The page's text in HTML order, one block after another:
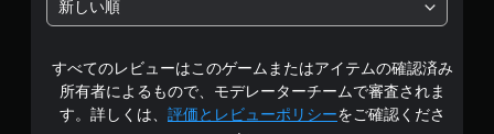
1
で
す
新しい順
すべてのレビューはこのゲームまたはアイテムの確認済み
所有者によるもので、モデレーターチームで審査されま
す。詳しくは、 評価とレビューポリシーをご確認くださ